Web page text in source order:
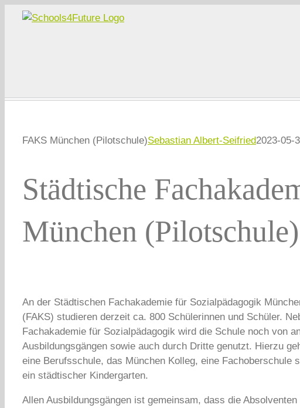
Zum
FAKS München (Pilotschule)Sebastian Albert-Seifried2023-05-
Städtische
München (Pilotschule)
An der Städtischen Fachakademie für Sozialpädagogik
(FAKS) studieren derzeit ca. 800 Schülerinnen und Schüler.
Fachakademie für Sozialpädagogik wird die Schule noch von
Ausbildungsgängen sowie auch durch Dritte genutzt. Hierzu
eine Berufsschule, das München Kolleg, eine Fachoberschule
ein städtischer Kindergarten.
Allen Ausbildungsgängen ist gemeinsam, dass die Absolventen